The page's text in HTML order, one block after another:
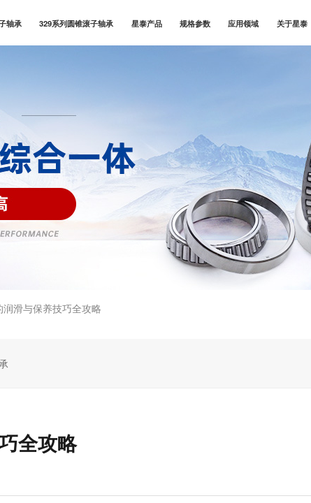
轴承 329系列圆锥滚子轴承 星泰产品 规格参数 应用领域 关于星泰
滑与保养技巧全攻略
全攻略